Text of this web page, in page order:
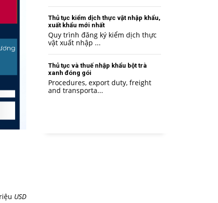
USD
Thủ tục kiểm dịch thực vật nhập khẩu,
xuất khẩu mới nhất
Quy trình đăng ký kiểm dịch thực
vật xuất nhập ...
Thủ tục và thuế nhập khẩu bột trà
xanh đóng gói
Procedures, export duty, freight
and transporta...